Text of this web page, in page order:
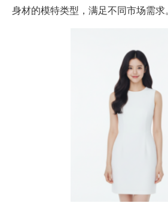
身材的模特类型，满足不同市场需求。